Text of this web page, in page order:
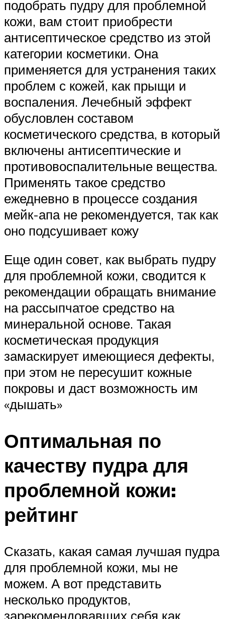
подобрать пудру для проблемной
кожи, вам стоит приобрести
антисептическое средство из этой
категории косметики. Она
применяется для устранения таких
проблем с кожей, как прыщи и
воспаления. Лечебный эффект
обусловлен составом
косметического средства, в который
включены антисептические и
противовоспалительные вещества.
Применять такое средство
ежедневно в процессе создания
мейк-апа не рекомендуется, так как
оно подсушивает кожу
Еще один совет, как выбрать пудру
для проблемной кожи, сводится к
рекомендации обращать внимание
на рассыпчатое средство на
минеральной основе. Такая
косметическая продукция
замаскирует имеющиеся дефекты,
при этом не пересушит кожные
покровы и даст возможность им
«дышать»
Оптимальная по
качеству пудра для
проблемной кожи:
рейтинг
Сказать, какая самая лучшая пудра
для проблемной кожи, мы не
можем. А вот представить
несколько продуктов,
зарекомендовавших себя как